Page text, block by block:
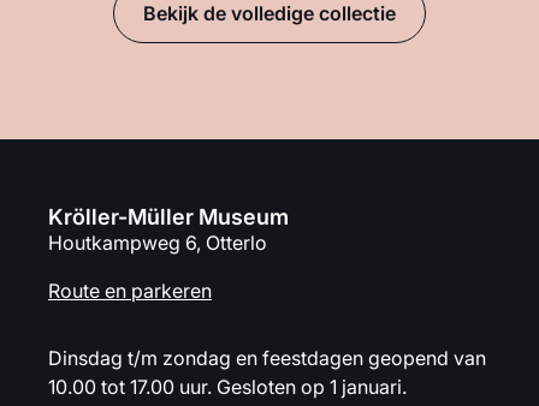
Bekijk de volledige collectie
Kröller-Müller Museum
Houtkampweg 6, Otterlo
Route en parkeren
Dinsdag t/m zondag en feestdagen geopend van
10.00 tot 17.00 uur. Gesloten op 1 januari.